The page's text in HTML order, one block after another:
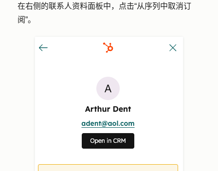
在右侧的联系人资料面板中，点击“从序列中取消订
阅”。